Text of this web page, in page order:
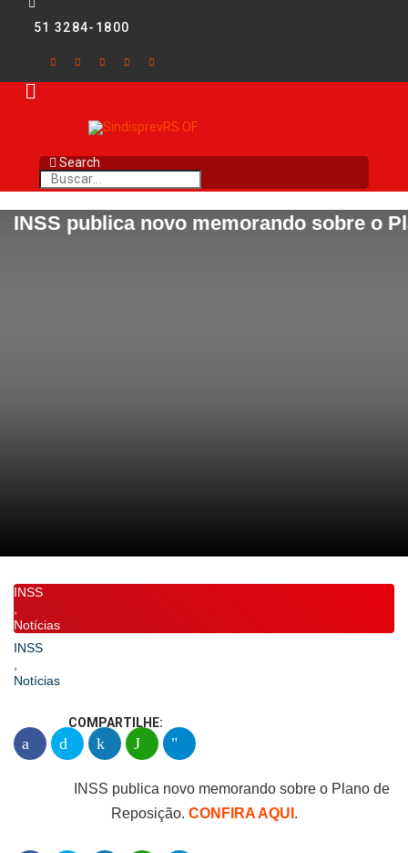
51 3284-1800
Search
INSS publica novo memorando sobre o
INSS
,
Notícias
INSS
,
Notícias
COMPARTILHE:
INSS publica novo memorando sobre o Plano de
Reposição. CONFIRA AQUI .